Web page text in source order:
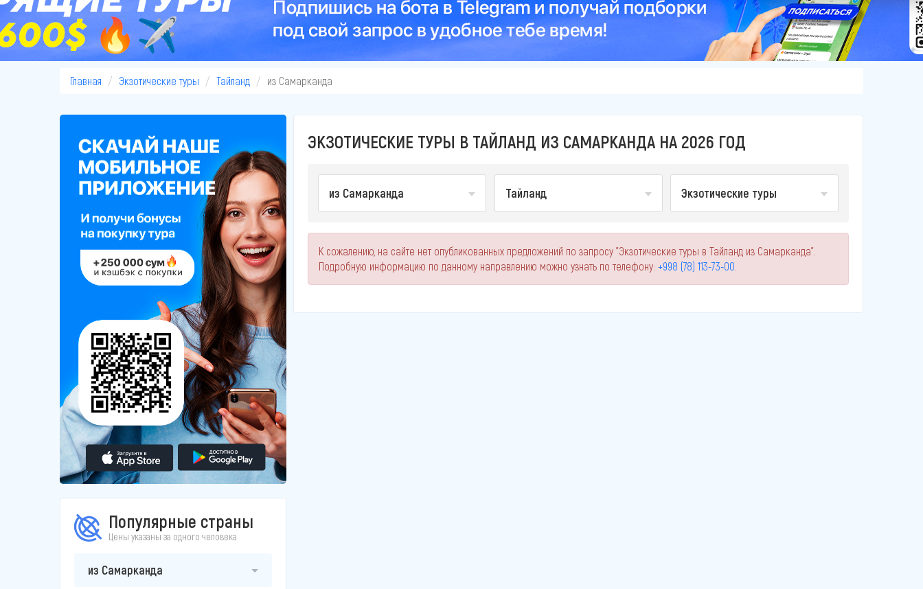
Главная Экзотические туры Тайланд из Самарканда
Популярные страны
Цены указаны за одного человека
из Самарканда
ЭКЗОТИЧЕСКИЕ ТУРЫ В ТАЙЛАНД ИЗ САМАРКАНДА НА 2026 ГОД
из Самарканда Тайланд Экзотические туры
К сожалению, на сайте нет опубликованных предложений по запросу "Экзотические туры в Тайланд из Самарканда".
Подробную информацию по данному направлению можно узнать по телефону: +998 (78) 113-73-00